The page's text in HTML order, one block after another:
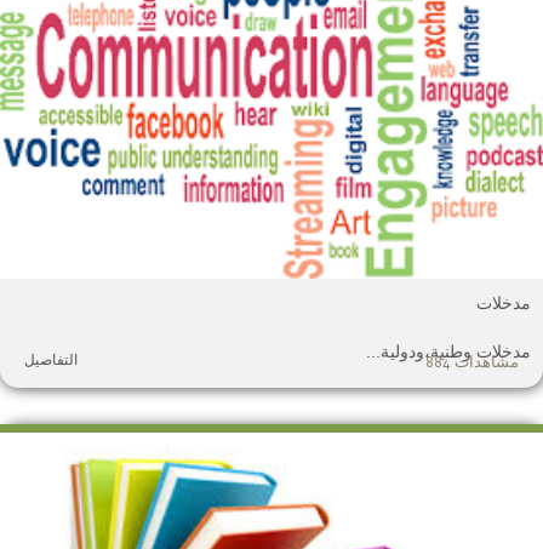
وطنية،ودولية...
مشاهدات 884 التفاصيل